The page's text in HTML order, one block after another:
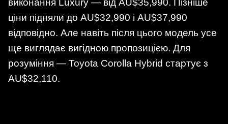
виконання Luxury — від AU$35,990. Пізніше
ціни підняли до AU$32,990 і AU$37,990
відповідно. Але навіть після цього модель усе
ще виглядає вигідною пропозицією. Для
розуміння — Toyota Corolla Hybrid стартує з
AU$32,110.